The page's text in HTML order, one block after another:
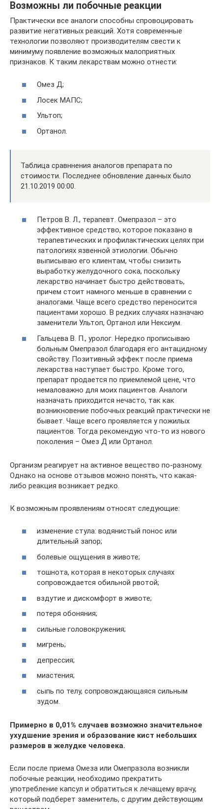
Возможны ли побочные реакции
Практически все аналоги способны спровоцировать
развитие негативных реакций. Хотя современные
технологии позволяют производителям свести к
минимуму появление возможных малоприятных
признаков. К таким лекарствам можно отнести:
Омез Д;
Лосек МАПС;
Ультоп;
Ортанол.
Таблица сравннения аналогов препарата по
стоимости. Последнее обновление данных было
21.10.2019 00:00.
Петров В. Л., терапевт. Омепразол – это
эффективное средство, которое показано в
терапевтических и профилактических целях при
патологиях язвенной этиологии. Обычно
выписываю его клиентам, чтобы снизить
выработку желудочного сока, поскольку
лекарство начинает быстро действовать,
причем стоит намного меньше в сравнении с
аналогами. Чаще всего средство переносится
пациентами хорошо. В редких случаях назначаю
заменители Ультоп, Ортанол или Нексиум.
Гальцева В. П., уролог. Нередко прописываю
больным Омепразол благодаря его антацидному
свойству. Позитивный эффект после приема
лекарства наступает быстро. Кроме того,
препарат продается по приемлемой цене, что
немаловажно для моих пациентов. Аналоги
назначать приходится нечасто, так как
возникновение побочных реакций практически не
бывает. Чаще всего проявляется у пожилых
пациентов. Тогда рекомендую что-то из нового
поколения – Омез Д или Ортанол.
Организм реагирует на активное вещество по-разному.
Однако на основе отзывов можно понять, что какая-
либо реакция возникает редко.
К возможным проявлениям относят следующие:
изменение стула: водянистый понос или
длительный запор;
болевые ощущения в животе;
тошнота, которая в некоторых случаях
сопровождается обильной рвотой;
вздутие и дискомфорт в животе;
потеря обоняния;
сильные головокружения;
мигрень;
депрессия;
миастения;
сыпь по телу, сопровождающаяся сильным
зудом.
Примерно в 0,01% случаев возможно значительное
ухудшение зрения и образование кист небольших
размеров в желудке человека.
Если после приема Омеза или Омепразола возникли
побочные реакции, необходимо прекратить
употребление капсул и обратиться к лечащему врачу,
который подберет заменитель, с другим действующим